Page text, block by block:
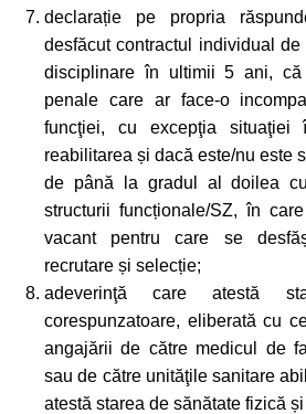
declarație pe propria
desfăcut contractul individual
disciplinare în ultimii 5 ani, că
penale care ar face-o
funcţiei, cu excepţia
reabilitarea și dacă este/nu este
de până la gradul al doilea
structurii funcționale/SZ, în
vacant pentru care se
recrutare și selecție;
adeverinţă care atestă
corespunzatoare, eliberată cu
angajării de către medicul de
sau de către unităţile sanitare
atestă starea de sănătate fizică